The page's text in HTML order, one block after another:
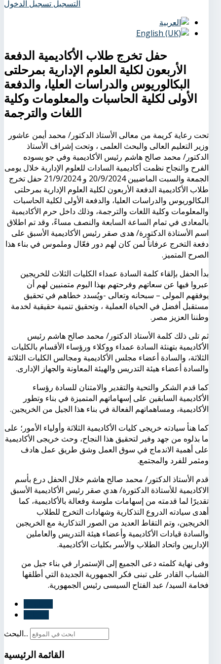
التسجيل تسجيل الدخول
حفل تخرج طلاب الأكاديمية الدفعة
الأربعون لكلية العلوم الإدارية بمرحلتى
البكالوريوس والدراسات العليا، والدفعة
الأولى لكلية الحاسبات والمعلومات وكلية
اللغات والترجمة
تحت رعاية كريمة من معالى الأستاذ الدكتور/ محمد أيمن عاشور
وزير التعليم العالى والبحث العلمى ، وتحت إشراف الأستاذ
الدكتور/ محمد صالح هاشم رئيس الأكاديمية وفي جو يسوده
الفرح والنجاح نظمت أكاديمية السادات للعلوم الإدارية خلال يومى
الجمعة والسبت الماضيين 20/9/2024 و 21/9/2024 حفل تخرج
طلاب الأكاديمية الدفعة الأربعون لكلية العلوم الإدارية بمرحلتى
البكالوريوس والدراسات العليا، والدفعة الأولى لكلية الحاسبات
والمعلومات وكلية اللغات والترجمة، وذلك داخل حرم الأكاديمية
بالمعادى في تمام الساعة السابعة والنصف مساءً، وقد تم اطلاق
اسم الأستاذة الدكتورة/ هدى صقر رئيس الأكاديمية الأسبق على
دفعة التخرج عرفاناً لمن كان لهم دور فعّال وملموس في بناء هذا
الصرح المتميز.
بدأ الحفل بإلقاء كلمة السادة عمداء الكليات الثلاث للخريجين
عبروا فيها عن سعاتهم وفرحتهم بهذا اليوم متمنيين لهم أن
يوفقهم المولى – سبحانه وتعالى -ويُسدد خطاهم في تحقيق
مستقبل أفضل في الحياة العملية ، وتحقيق تنمية حقيقية لخدمة
وطننا العزيز مصر.
ثم تلى ذلك كلمة الأستاذ الدكتور/ محمد صالح هاشم رئيس
الأكاديمية بتهنئة السادة عمداء ووكلاء ورؤساء الأقسام بالكليات
الثلاثة، والسادة أعضاء مجلس الأكاديمية ومجالس الكليات الثلاثة
والسادة أعضاء هيئة التدريس والهيئة المعاونة والجهاز الإدارى.
كما قدم الشكر والتحية والتقدير والامتنان للسادة رؤساء
الأكاديمية السابقين على إسهاماتهم المتميزة في بناء وتطور
الأكاديمية، ومساهماتهم الفعالة في بناء هذا الجيل من الخريجين.
كما هنأ سيادته خريجى كليات الأكاديمية الثلاثة وأولياء الأمور؛ على
ما بذلوه من جهد وفير لتحقيق هذا النجاح، وحث خريجى الأكاديمية
على أهمية الاندماج في سوق العمل وشق طريق عمل هادف
ومثمر للفرد والمجتمع.
قدم الأستاذ الدكتور/ محمد صالح هاشم خلال الحفل درع بأسم
الاكاديمية للأستاذة الدكتورة/ هدي صقر رئيس الأكاديمية الأسبق
تقديرًا لما قدمته من إسهامات ملوسة وفعالة بالأكاديمية، كما
أهدى سيادته الدروع التذكارية وشهادات التخرج للطلاب
الخريجين، وتم التقاط العديد من الصور التذكارية مع الخريجين
والسادة قيادات الأكاديمية وأعضاء هيئة التدريس والعاملين
الإداريين واتحاد الطلاب والأسر بكليات الأكاديمية.
وفى نهاية كلمته دعى الجميع إلى الإستمرار في بناء جيل من
الشباب القادر على تبنى فكر الجمهورية الجديدة التي أطلقها
فخامة السيد/ عبد الفتاح السيسى رئيس الجمهورية.
البحث...
القائمة الرئيسية